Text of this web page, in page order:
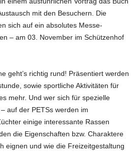
mit den Besuchern. Die
sich auf ein absolutes Messe-
– am 03. November im Schützenhof
geht’s richtig rund! Präsentiert werden
sowie sportliche Aktivitäten für
mehr. Und wer sich für spezielle
auf der PETSs werden im
einige interessante Rassen
die Eigenschaften bzw. Charaktere
eignen und wie die Freizeitgestaltung